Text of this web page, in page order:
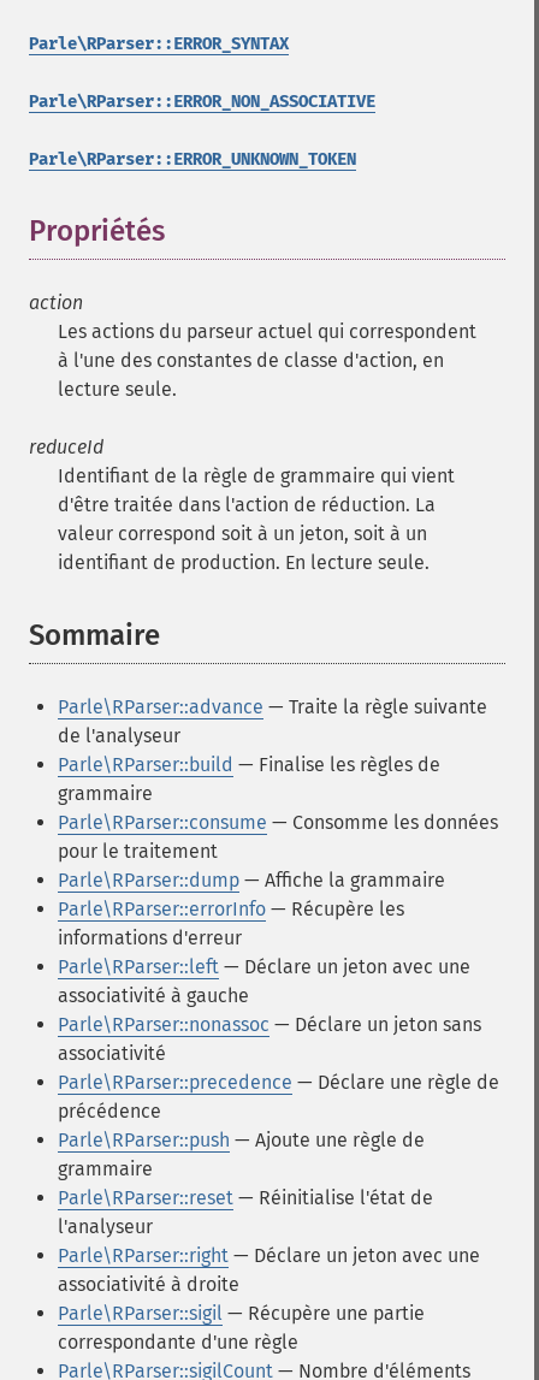
Parle\RParser::ERROR_SYNTAX
Parle\RParser::ERROR_NON_ASSOCIATIVE
Parle\RParser::ERROR_UNKNOWN_TOKEN
Propriétés
action
Les actions du parseur actuel qui correspondent
à l'une des constantes de classe d'action, en
lecture seule.
reduceId
Identifiant de la règle de grammaire qui vient
d'être traitée dans l'action de réduction. La
valeur correspond soit à un jeton, soit à un
identifiant de production. En lecture seule.
Sommaire
Parle\RParser::advance — Traite la règle suivante
de l'analyseur
Parle\RParser::build — Finalise les règles de
grammaire
Parle\RParser::consume — Consomme les données
pour le traitement
Parle\RParser::dump — Affiche la grammaire
Parle\RParser::errorInfo — Récupère les
informations d'erreur
Parle\RParser::left — Déclare un jeton avec une
associativité à gauche
Parle\RParser::nonassoc — Déclare un jeton sans
associativité
Parle\RParser::precedence — Déclare une règle de
précédence
Parle\RParser::push — Ajoute une règle de
grammaire
Parle\RParser::reset — Réinitialise l'état de
l'analyseur
Parle\RParser::right — Déclare un jeton avec une
associativité à droite
Parle\RParser::sigil — Récupère une partie
correspondante d'une règle
Parle\RParser::sigilCount — Nombre d'éléments